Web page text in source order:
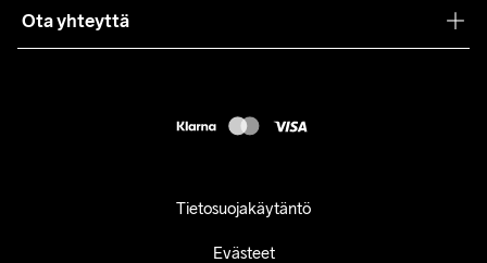
Asiakaspalvelu
Ota yhteyttä
Tietosuojakäytäntö
Evästeet